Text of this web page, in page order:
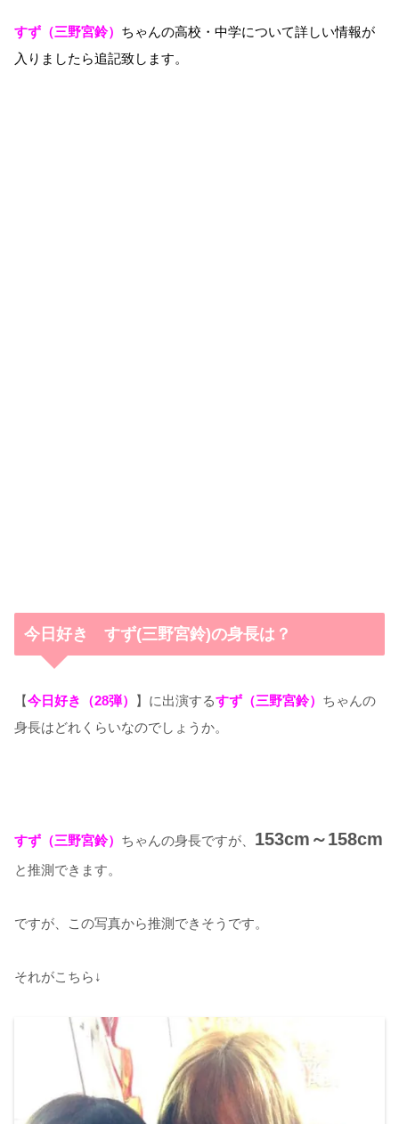
すず（三野宮鈴） ちゃんの高校・中学について詳しい情報が
入りましたら追記致します。
今日好き すず(三野宮鈴)の身長は？
【今日好き（28弾） 】に出演するすず（三野宮鈴） ちゃんの
身長はどれくらいなのでしょうか。
すず（三野宮鈴） ちゃんの身長ですが、 153cm～158cm
と推測できます。
ですが、この写真から推測できそうです。
それがこちら↓